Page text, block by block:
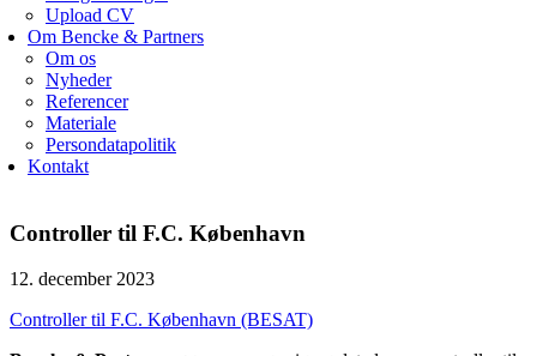
Upload CV
Om Bencke & Partners
Om os
Nyheder
Referencer
Materiale
Persondatapolitik
Kontakt
Controller til F.C. København
12. december 2023
Controller til F.C. København (BESAT)